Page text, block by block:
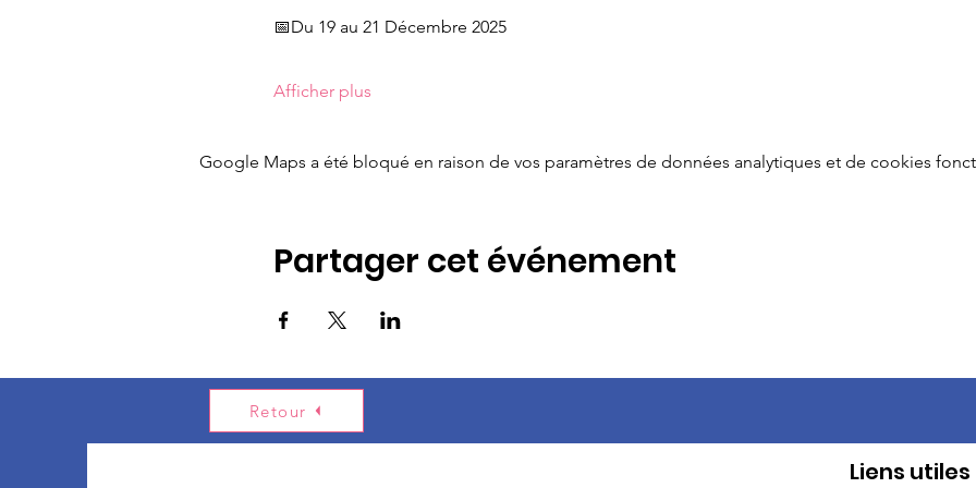
📅Du 19 au 21 Décembre 2025
Afficher plus
Google Maps a été bloqué en raison de vos paramètres de données analytiques et de cookies
Partager cet événement
Retour
Liens utiles